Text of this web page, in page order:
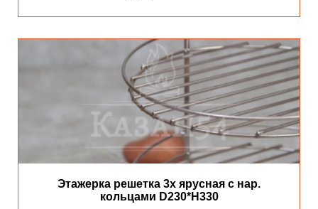
Этажерка решетка 3х ярусная с нар.
кольцами D230*H330